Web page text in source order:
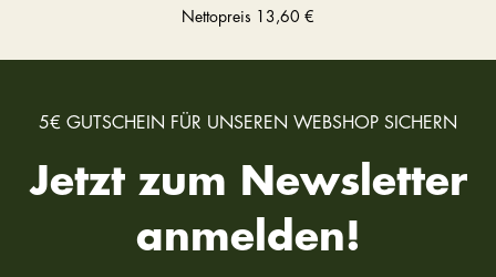
Nettopreis 13,60 €
5€ GUTSCHEIN FÜR UNSEREN WEBSHOP SICHERN
Jetzt zum Newsletter
anmelden!